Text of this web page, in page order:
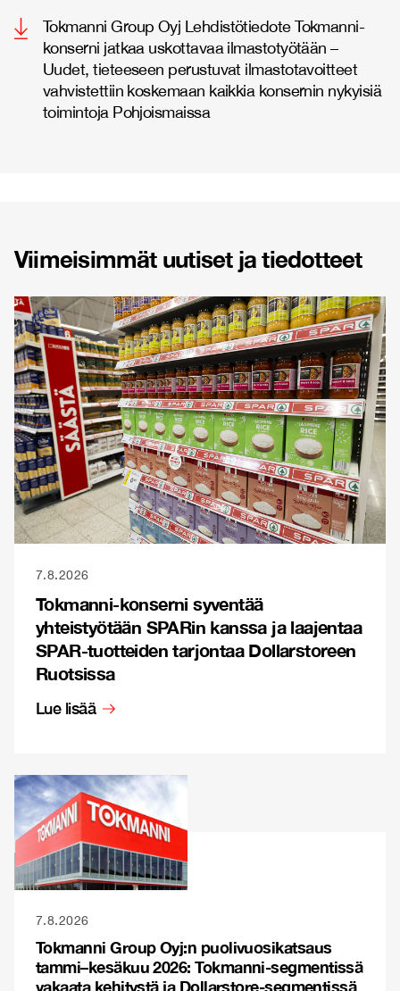
Tokmanni Group Oyj Lehdistötiedote Tokmanni-
konserni jatkaa uskottavaa ilmastotyötään –
Uudet, tieteeseen perustuvat ilmastotavoitteet
vahvistettiin koskemaan kaikkia konsernin nykyisiä
toimintoja Pohjoismaissa
Viimeisimmät uutiset ja tiedotteet
7.8.2026
Tokmanni-konserni syventää
yhteistyötään SPARin kanssa ja laajentaa
SPAR-tuotteiden tarjontaa Dollarstoreen
Ruotsissa
Lue lisää
7.8.2026
Tokmanni Group Oyj:n puolivuosikatsaus
tammi–kesäkuu 2026: Tokmanni-segmentissä
vakaata kehitystä ja Dollarstore-segmentissä